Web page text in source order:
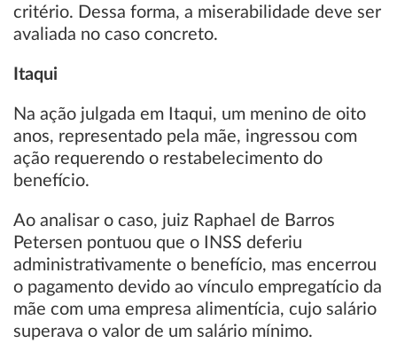
critério. Dessa forma, a miserabilidade deve ser
avaliada no caso concreto.
Itaqui
Na ação julgada em Itaqui, um menino de oito
anos, representado pela mãe, ingressou com
ação requerendo o restabelecimento do
benefício.
Ao analisar o caso, juiz Raphael de Barros
Petersen pontuou que o INSS deferiu
administrativamente o benefício, mas encerrou
o pagamento devido ao vínculo empregatício da
mãe com uma empresa alimentícia, cujo salário
superava o valor de um salário mínimo.